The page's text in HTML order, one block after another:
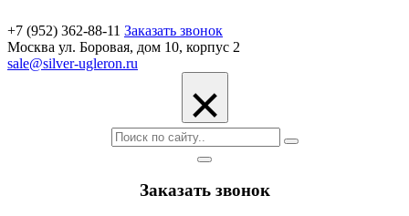
+7 (952) 362-88-11 Заказать звонок
Москва ул. Боровая, дом 10, корпус 2
sale@silver-ugleron.ru
×
Заказать звонок